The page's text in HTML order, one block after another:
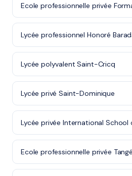
Ecole professionnelle privée
Lycée professionnel Honoré
Lycée polyvalent Saint-Cricq
Lycée privé Saint-Dominique
Lycée privée International School
Ecole professionnelle privée